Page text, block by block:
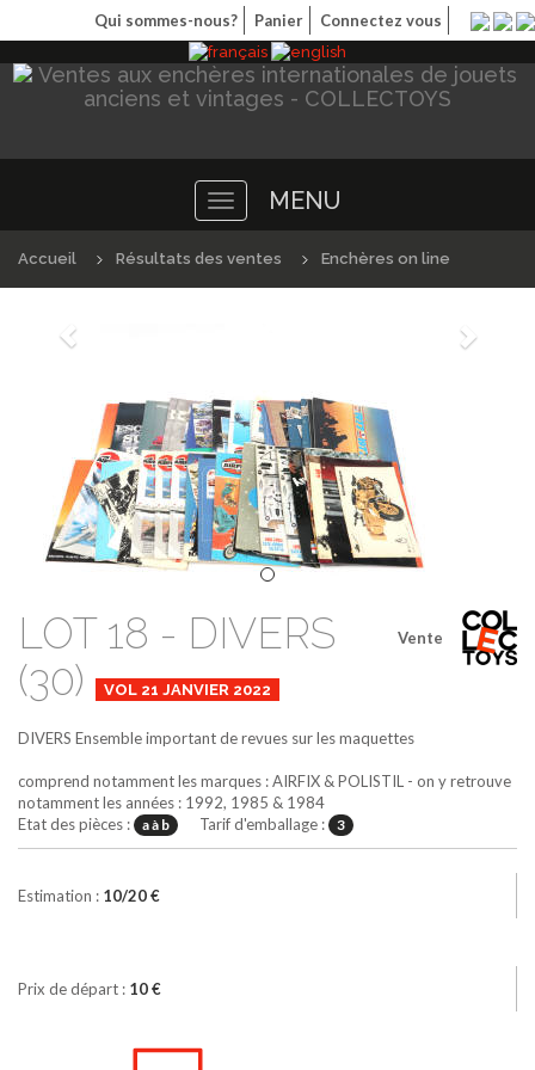
Qui sommes-nous? Panier Connectez vous
Toggle
navigation
MENU
Accueil Résultats des ventes Enchères on line
Précédént
Vente
LOT 18 - DIVERS
(30)
VOL 21 JANVIER 2022
DIVERS Ensemble important de revues sur les maquettes
comprend notamment les marques : AIRFIX & POLISTIL - on y retrouve
notamment les années : 1992, 1985 & 1984
Etat des pièces :
a à b Tarif d'emballage : 3
Estimation : 10/20 €
Prix de départ : 10 €